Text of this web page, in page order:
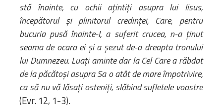
stă înainte, cu ochii ațintiți asupra lui Iisus,
începătorul și plinitorul credinței, Care, pentru
bucuria pusă înainte-I, a suferit crucea, n-a ținut
seama de ocara ei și a șezut de-a dreapta tronului
lui Dumnezeu. Luați aminte dar la Cel Care a răbdat
de la păcătoși asupra Sa o atât de mare împotrivire,
ca să nu vă lăsați osteniți, slăbind sufletele voastre
(Evr. 12, 1-3).